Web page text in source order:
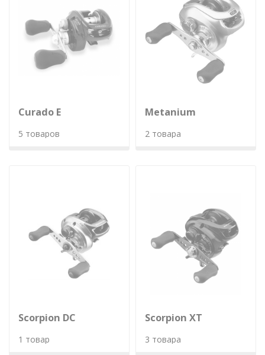
Curado E
5 товаров
Metanium
2 товара
Scorpion DC
1 товар
Scorpion XT
3 товара